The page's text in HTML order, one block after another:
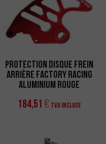
Protection Disque Frein
Arrière Factory Racing
Aluminium Rouge
184,51 € TVA incluse